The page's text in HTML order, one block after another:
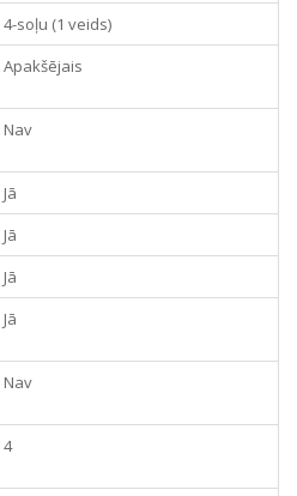
4-soļu (1 veids)
Apakšējais
Nav
Jā
Jā
Jā
Jā
Nav
4